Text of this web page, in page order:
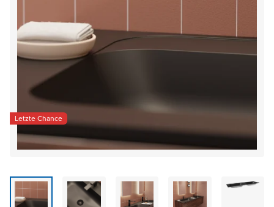
Letzte Chance